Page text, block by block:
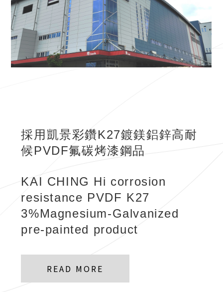
採用凱景彩鑽K27鍍鎂鋁鋅高耐
候PVDF氟碳烤漆鋼品
KAI CHING Hi corrosion
resistance PVDF K27
3%Magnesium-Galvanized
pre-painted product
READ MORE